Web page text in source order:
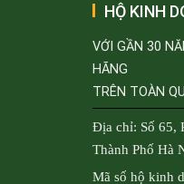
HỘ KINH
VỚI GẦN 30
HÃNG
TRÊN TOÀN
Địa chỉ: Số 65,
Thành Phố Hà
Mã số hộ kinh